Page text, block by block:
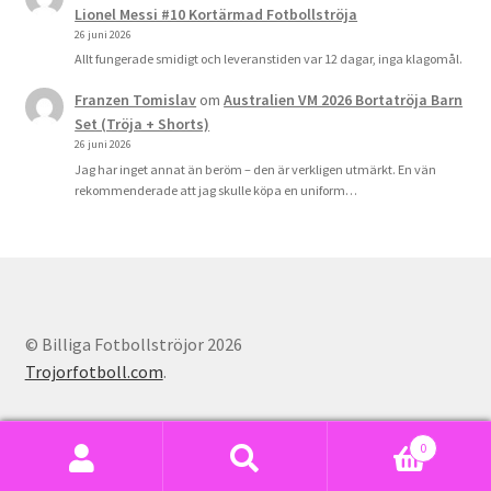
Lionel Messi #10 Kortärmad Fotbollströja
26 juni 2026
Allt fungerade smidigt och leveranstiden var 12 dagar, inga klagomål.
Franzen TomislavomAustralien VM 2026 Bortatröja Barn
Set (Tröja + Shorts)
26 juni 2026
Jag har inget annat än beröm – den är verkligen utmärkt. En vän
rekommenderade att jag skulle köpa en uniform…
© Billiga Fotbollströjor 2026
Trojorfotboll.com.
0